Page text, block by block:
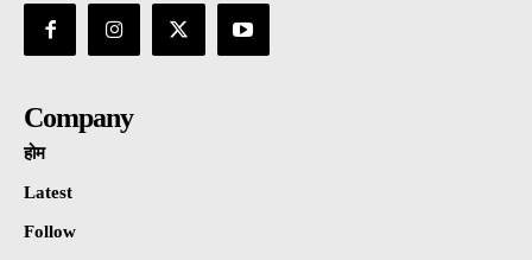
Company
होम
Latest
Follow